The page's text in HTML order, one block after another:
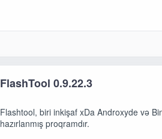
FlashTool 0.9.22.3
Flashtool, biri inkişaf xDa Androxyde və
hazırlanmış proqramdır.